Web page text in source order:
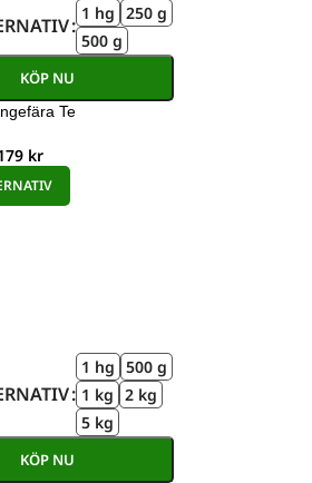
1 hg 250 g
500 g
KÖP NU
Te
kr
1 hg 500 g
1 kg 2 kg
5 kg
KÖP NU